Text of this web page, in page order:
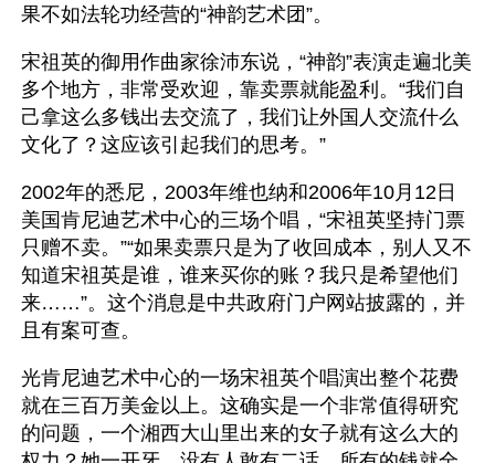
果不如法轮功经营的“神韵艺术团”。
宋祖英的御用作曲家徐沛东说，“神韵”表演走遍北美
多个地方，非常受欢迎，靠卖票就能盈利。“我们自
己拿这么多钱出去交流了，我们让外国人交流什么
文化了？这应该引起我们的思考。”
2002年的悉尼，2003年维也纳和2006年10月12日
美国肯尼迪艺术中心的三场个唱，“宋祖英坚持门票
只赠不卖。”“如果卖票只是为了收回成本，别人又不
知道宋祖英是谁，谁来买你的账？我只是希望他们
来……”。这个消息是中共政府门户网站披露的，并
且有案可查。
光肯尼迪艺术中心的一场宋祖英个唱演出整个花费
就在三百万美金以上。这确实是一个非常值得研究
的问题，一个湘西大山里出来的女子就有这么大的